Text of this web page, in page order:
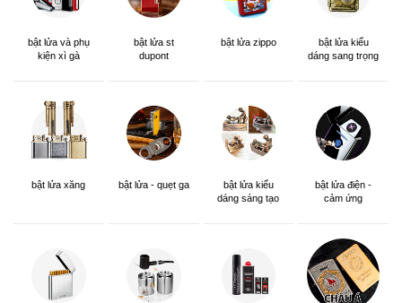
bật lửa và phụ
kiện xì gà
bật lửa st
dupont
bật lửa zippo
bật lửa kiểu
dáng sang trọng
bật lửa xăng bật lửa - quẹt ga
bật lửa kiểu
dáng sáng tạo
bật lửa điện -
cảm ứng